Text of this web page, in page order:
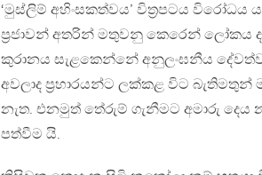
‘මුස්ලිම් අහිංසකත්වය’ විත‍්‍රපටය
ප‍්‍රජාවන් අතරින් මතුවනු කෙරෙන් ලෝකය
කුරානය සැළකෙන්නේ අනුලංඝනීය
අවලාද ප‍්‍රහාරයන්ට ලක්කළ විට
නැත. එනමුත් තේරුම් ගැනීමට අමාරු
පත්වීම යි.